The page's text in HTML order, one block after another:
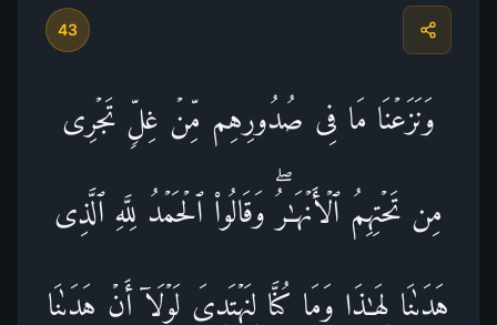
43
وَنَزَعۡنَا مَا فِی صُدُورِهِم مِّنۡ غِلࣲّ تَجۡرِی
مِن تَحۡتِهِمُ ٱلۡأَنۡهَـٰرُۖ وَقَالُوا۟ ٱلۡحَمۡدُ لِلَّهِ ٱلَّذِی
هَدَىٰنَا لِهَـٰذَا وَمَا كُنَّا لِنَهۡتَدِیَ لَوۡلَاۤ أَنۡ هَدَىٰنَا